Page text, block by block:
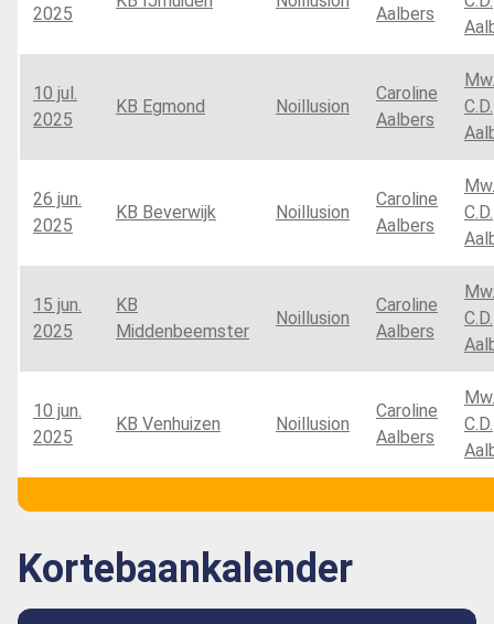
2025 Aalbers
10 jul.
2025
KB Egmond Noillusion
Caroline
Aalbers
Mw.
C.D.
26 jun.
2025
KB Beverwijk Noillusion
Caroline
Aalbers
Mw.
C.D.
15 jun.
2025
KB
Middenbeemster
Noillusion
Caroline
Aalbers
Mw.
C.D.
10 jun.
2025
KB Venhuizen Noillusion
Caroline
Aalbers
Mw.
C.D.
Kortebaankalender